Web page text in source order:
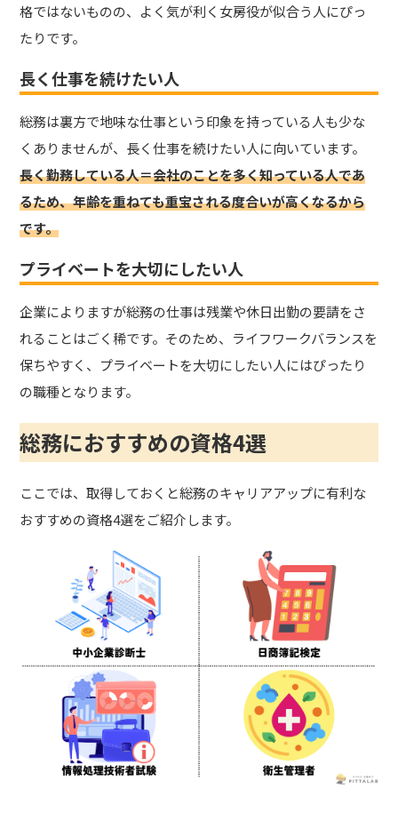
格ではないものの、よく気が利く女房役が似合う人にぴっ
たりです。
長く仕事を続けたい人
総務は裏方で地味な仕事という印象を持っている人も少な
くありませんが、長く仕事を続けたい人に向いています。
長く勤務している人＝会社のことを多く知っている人であ
るため、年齢を重ねても重宝される度合いが高くなるから
です。
プライベートを大切にしたい人
企業によりますが総務の仕事は残業や休日出勤の要請をさ
れることはごく稀です。そのため、ライフワークバランスを
保ちやすく、プライベートを大切にしたい人にはぴったり
の職種となります。
総務におすすめの資格4選
ここでは、取得しておくと総務のキャリアアップに有利な
おすすめの資格4選をご紹介します。